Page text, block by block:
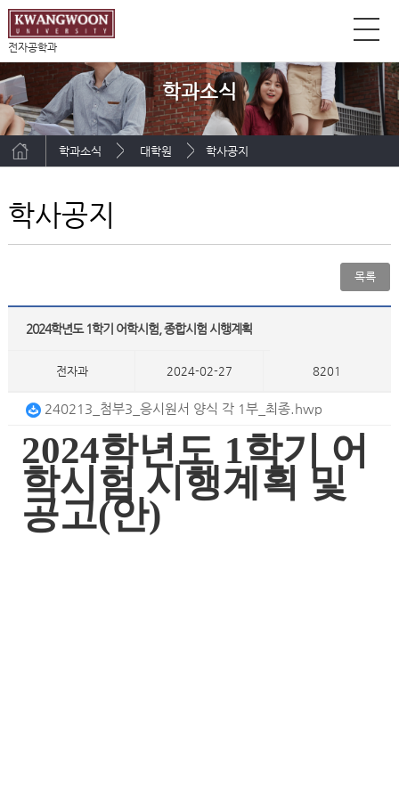
전자공학과
학과소식
학과소식 대학원 학사공지
학사공지
목록
2024학년도 1학기 어학시험, 종합시험 시행계획
전자과 2024-02-27 8201
240213_첨부3_응시원서 양식 각 1부_최종.hwp
2024학년도 1학기 어
학시험 시행계획 및
공고(안)